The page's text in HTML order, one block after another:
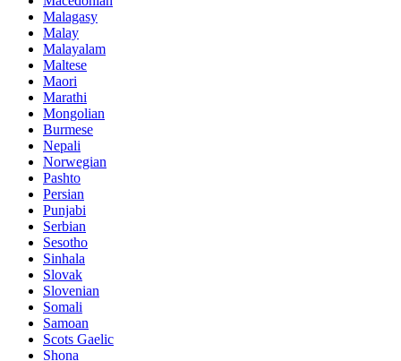
Malagasy
Malay
Malayalam
Maltese
Maori
Marathi
Mongolian
Burmese
Nepali
Norwegian
Pashto
Persian
Punjabi
Serbian
Sesotho
Sinhala
Slovak
Slovenian
Somali
Samoan
Scots Gaelic
Shona